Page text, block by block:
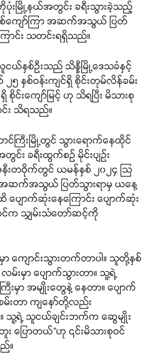
ဟိုပုံးမြို့နယ်အတွင်း ခရီးသွားခဲ့သည့်
စ်ကျော်ကြာ အဆက်အသွယ် ပြတ်
ောင်း သတင်းရရှိသည်။
ငယ်နှစ်ဦးသည် သိန္နီမြို့ဒေသခံနှင့်
နှစ်ဝန်းကျင်ရှိ စိုင်းတုမ်လိန်ခမ်း
င်းကျော်မြင့် ဟု သိရပြီး မိသားစု
င်း သိရသည်။
င်ကြီးမြို့တွင် သွားရောက်နေထိုင်
တွင်း ခရီးထွက်စဉ် မိုင်းပျဉ်း
နီးတဝိုက်တွင် ယမန်နှစ် ၂၀၂၄ သြ
အဆက်အသွယ် ပြတ်သွားရာမှ ယနေ့
ောက်ဆုံးနေကြောင်း ပျောက်ဆုံး
က သျှမ်းသံတော်ဆင့်ကို
ာ ကျောင်းသွားတက်တာပါ။ သူတို့နှစ်
းမှာ ပျောက်သွားတာ။ သူ့ရဲ့
မှာ အမျိုးတွေနဲ့ နေတာ။ ပျောက်
းတာ ကျနော်တို့လည်း
ရဲ့ သူငယ်ချင်းဘက်က ဆွေမျိုး
ပြောတယ်”ဟု ၎င်းမိသားစုဝင်
။